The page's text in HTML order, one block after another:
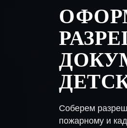
Соберем
пожарному и